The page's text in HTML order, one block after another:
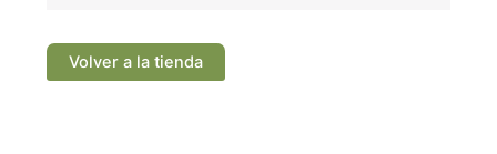
Volver a la tienda